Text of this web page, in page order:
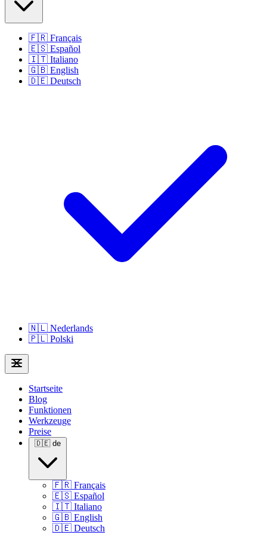
🇫🇷 Français
🇪🇸 Español
🇮🇹 Italiano
🇬🇧 English
🇩🇪 Deutsch
🇳🇱 Nederlands
🇵🇱 Polski
Startseite
Blog
Funktionen
Werkzeuge
Preise
🇩🇪 de
🇫🇷 Français
🇪🇸 Español
🇮🇹 Italiano
🇬🇧 English
🇩🇪 Deutsch